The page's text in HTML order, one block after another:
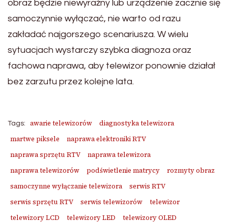
obraz będzie niewyraźny lub urządzenie zacznie się
samoczynnie wyłączać, nie warto od razu
zakładać najgorszego scenariusza. W wielu
sytuacjach wystarczy szybka diagnoza oraz
fachowa naprawa, aby telewizor ponownie działał
bez zarzutu przez kolejne lata.
Tags: awarie telewizorów
diagnostyka telewizora
martwe piksele
naprawa elektroniki RTV
naprawa sprzętu RTV
naprawa telewizora
naprawa telewizorów
podświetlenie matrycy
rozmyty obraz
samoczynne wyłączanie telewizora
serwis RTV
serwis sprzętu RTV
serwis telewizorów
telewizor
telewizory LCD
telewizory LED
telewizory OLED